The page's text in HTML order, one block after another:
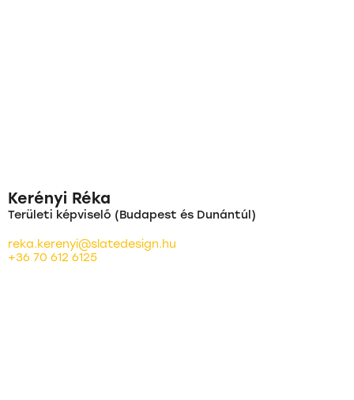
Kerényi Réka
Területi képviselő (Budapest és Dunántúl)
reka.kerenyi@slatedesign.hu
+36 70 612 6125